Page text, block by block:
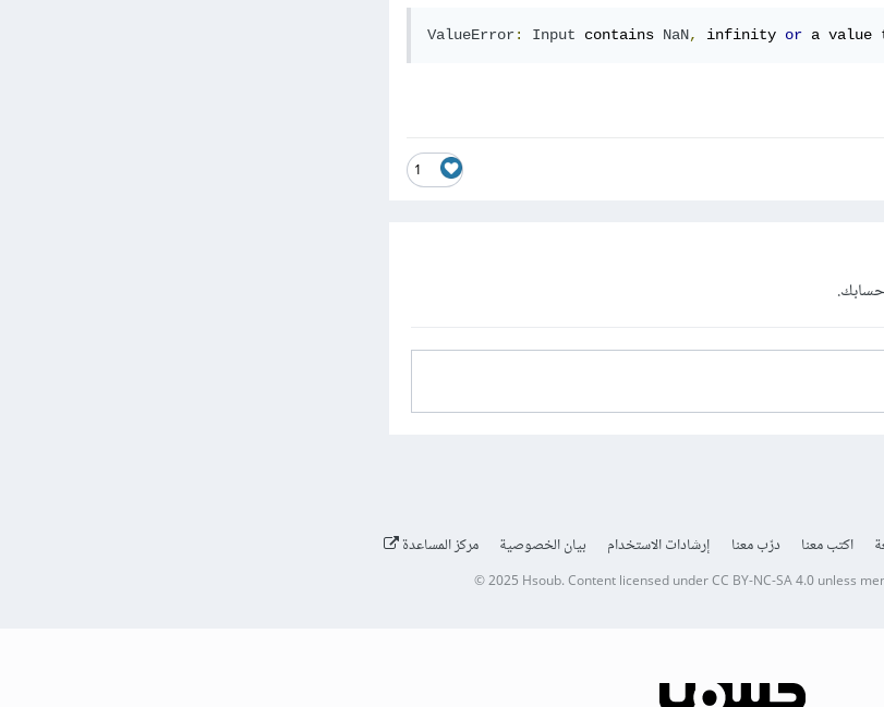
ValueError: Input contains NaN, infinity or a value
1
اكتب معنا درّب معنا إرشادات الاستخدام بيان الخصوصية مركز المساعدة
© 2025 Hsoub.Content licensed underCC BY-NC-SA 4.0unless